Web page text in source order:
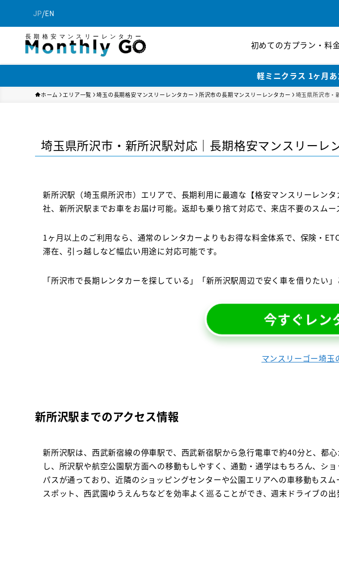
JP/EN
長期格安マンスリーレンタカー
初めての方プラン・料
軽ミニクラス 1ヶ月
ホーム エリア一覧 埼玉の長期格安マンスリーレンタカー 所沢市の長期マンスリーレンタカー 埼玉県所沢市・
埼玉県所沢市・新所沢駅対応｜長期格安マンスリーレ
新所沢駅（埼玉県所沢市）エリアで、長期利用に最適な【格安マンスリーレン
社、新所沢駅までお車をお届け可能。返却も乗り捨て対応で、来店不要のスムー
1ヶ月以上のご利用なら、通常のレンタカーよりもお得な料金体系で、保険・
滞在、引っ越しなど幅広い用途に対応可能です。
「所沢市で長期レンタカーを探している」「新所沢駅周辺で安く車を借りたい」
今すぐレン
マンスリーゴー埼玉
新所沢駅までのアクセス情報
新所沢駅は、西武新宿線の停車駅で、西武新宿駅から急行電車で約40分と、都
し、所沢駅や航空公園駅方面への移動もしやすく、通勤・通学はもちろん、シ
パスが通っており、近隣のショッピングセンターや公園エリアへの車移動もス
スポット、西武園ゆうえんちなどを効率よく巡ることができ、週末ドライブの出